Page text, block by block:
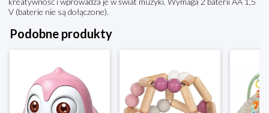
V (baterie nie są dołączone).
Podobne produkty